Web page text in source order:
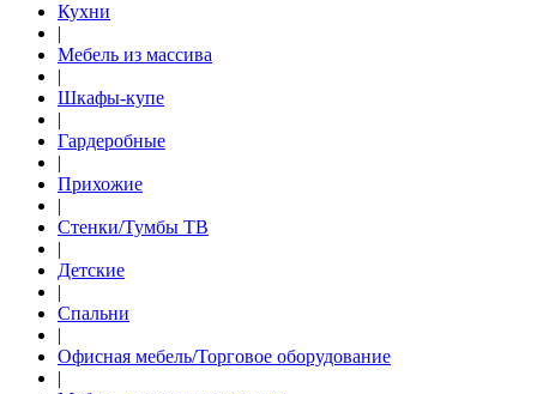
Кухни
|
Мебель из массива
|
Шкафы-купе
|
Гардеробные
|
Прихожие
|
Стенки/Тумбы ТВ
|
Детские
|
Спальни
|
Офисная мебель/Торговое оборудование
|